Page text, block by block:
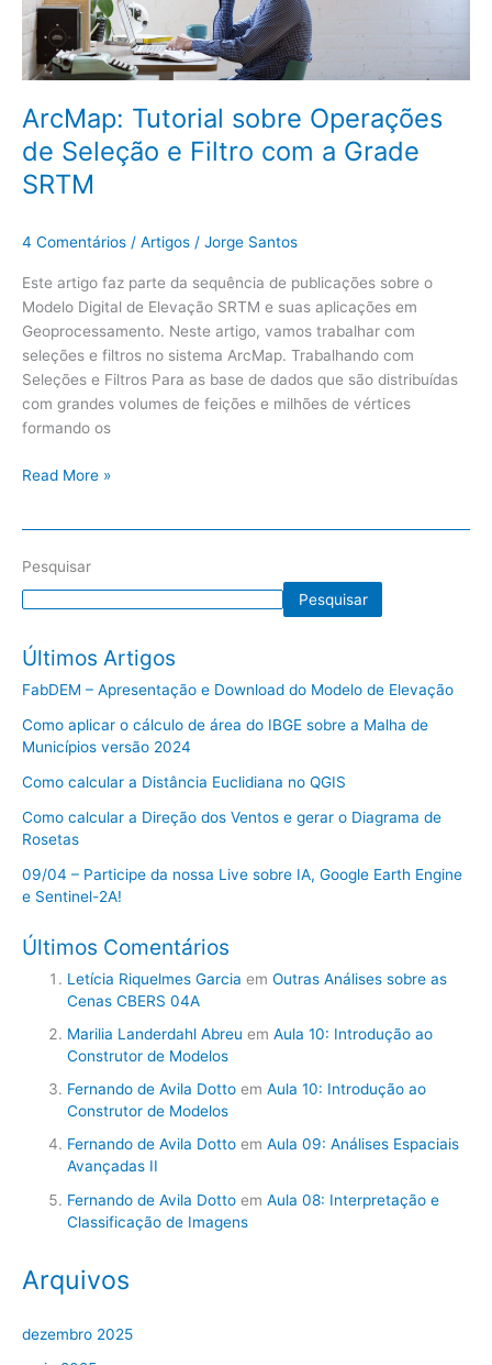
ArcMap: Tutorial sobre Operações
de Seleção e Filtro com a Grade
SRTM
4 Comentários / Artigos / Jorge Santos
Este artigo faz parte da sequência de publicações sobre o
Modelo Digital de Elevação SRTM e suas aplicações em
Geoprocessamento. Neste artigo, vamos trabalhar com
seleções e filtros no sistema ArcMap. Trabalhando com
Seleções e Filtros Para as base de dados que são distribuídas
com grandes volumes de feições e milhões de vértices
formando os
Filtro
com
a
Grade
SRTM
Read More »
Pesquisar
Pesquisar
Últimos Artigos
FabDEM – Apresentação e Download do Modelo de Elevação
Como aplicar o cálculo de área do IBGE sobre a Malha de
Municípios versão 2024
Como calcular a Distância Euclidiana no QGIS
Como calcular a Direção dos Ventos e gerar o Diagrama de
Rosetas
09/04 – Participe da nossa Live sobre IA, Google Earth Engine
e Sentinel-2A!
Últimos Comentários
Letícia Riquelmes Garcia emOutras Análises sobre as
Cenas CBERS 04A
Marilia Landerdahl Abreu emAula 10: Introdução ao
Construtor de Modelos
Fernando de Avila Dotto emAula 10: Introdução ao
Construtor de Modelos
Fernando de Avila Dotto emAula 09: Análises Espaciais
Avançadas II
Fernando de Avila Dotto emAula 08: Interpretação e
Classificação de Imagens
Arquivos
dezembro 2025